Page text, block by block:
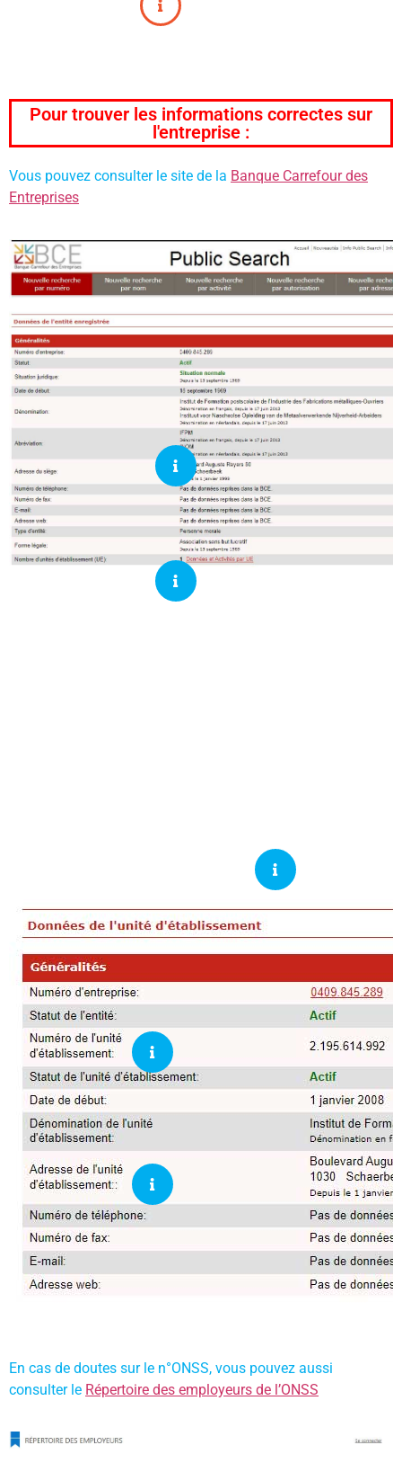
Pour trouver les informations correctes sur
l'entreprise :
Vous pouvez consulter le site de la Banque Carrefour des
Entreprises
En cas de doutes sur le n°ONSS, vous pouvez aussi
consulter le Répertoire des employeurs de l’ONSS